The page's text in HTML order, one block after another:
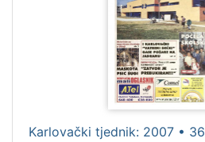
Karlovački tjednik: 2007 • 36